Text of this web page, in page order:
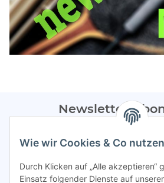
Newsletter
Bitte sendet mir entsprechend eurer
regelmäßig Infos zu euren
Wie wir Cookies & Co nutzen
Durch Klicken auf „Alle akzeptieren“
Einsatz folgender Dienste auf